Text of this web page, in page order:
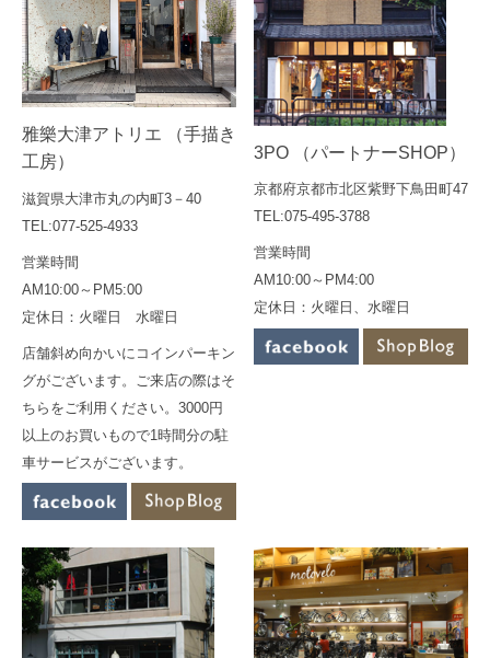
雅樂大津アトリエ （手描き
工房）
滋賀県大津市丸の内町3－40
TEL:077-525-4933
営業時間
AM10:00～PM5:00
定休日：火曜日 水曜日
店舗斜め向かいにコインパーキン
グがございます。ご来店の際はそ
ちらをご利用ください。3000円
以上のお買いもので1時間分の駐
車サービスがございます。
3PO （パートナーSHOP）
京都府京都市北区紫野下鳥田町47
TEL:075-495-3788
営業時間
AM10:00～PM4:00
定休日：火曜日、水曜日